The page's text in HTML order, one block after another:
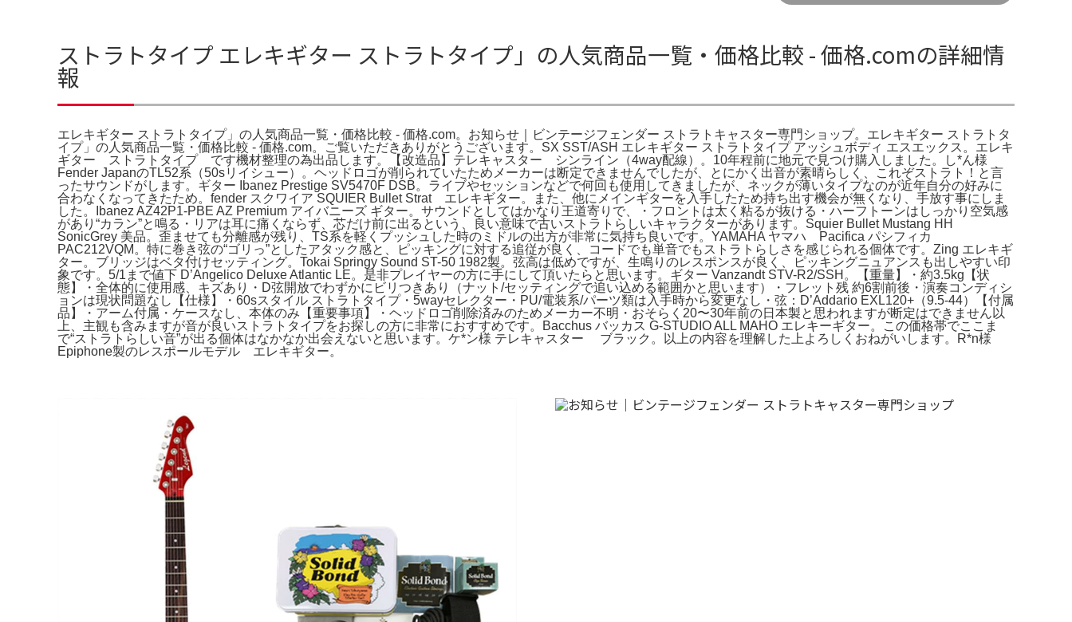
ストラトタイプ エレキギター ストラトタイプ」の人気商品一覧・価格比較 - 価格.comの詳細情
報
エレキギター ストラトタイプ」の人気商品一覧・価格比較 - 価格.com。お知らせ｜ビンテージフェンダー ストラトキャスター専門ショップ。エレキギター ストラトタ
イプ」の人気商品一覧・価格比較 - 価格.com。ご覧いただきありがとうございます。SX SST/ASH エレキギター ストラトタイプ アッシュボディ エスエックス。エレキ
ギター ストラトタイプ です機材整理の為出品します。【改造品】テレキャスター シンライン（4way配線）。10年程前に地元で見つけ購入しました。し*ん様
Fender JapanのTL52系（50sリイシュー）。ヘッドロゴが削られていたためメーカーは断定できませんでしたが、とにかく出音が素晴らしく、これぞストラト！と言
ったサウンドがします。ギター Ibanez Prestige SV5470F DSB。ライブやセッションなどで何回も使用してきましたが、ネックが薄いタイプなのが近年自分の好みに
合わなくなってきたため。fender スクワイア SQUIER Bullet Strat エレキギター。また、他にメインギターを入手したため持ち出す機会が無くなり、手放す事にしま
した。Ibanez AZ42P1-PBE AZ Premium アイバニーズ ギター。サウンドとしてはかなり王道寄りで、・フロントは太く粘るが抜ける・ハーフトーンはしっかり空気感
があり“カラン”と鳴る・リアは耳に痛くならず、芯だけ前に出るという、良い意味で古いストラトらしいキャラクターがあります。Squier Bullet Mustang HH
SonicGrey 美品。歪ませても分離感が残り、TS系を軽くプッシュした時のミドルの出方が非常に気持ち良いです。YAMAHA ヤマハ Pacifica パシフィカ
PAC212VQM。特に巻き弦の“ゴリっ”としたアタック感と、ピッキングに対する追従が良く、コードでも単音でもストラトらしさを感じられる個体です。Zing エレキギ
ター。ブリッジはベタ付けセッティング。Tokai Springy Sound ST-50 1982製。弦高は低めですが、生鳴りのレスポンスが良く、ピッキングニュアンスも出しやすい印
象です。5/1まで値下 D’Angelico Deluxe Atlantic LE。是非プレイヤーの方に手にして頂いたらと思います。ギター Vanzandt STV-R2/SSH。【重量】・約3.5kg【状
態】・全体的に使用感、キズあり・D弦開放でわずかにビリつきあり（ナット/セッティングで追い込める範囲かと思います）・フレット残 約6割前後・演奏コンディシ
ョンは現状問題なし【仕様】・60sスタイル ストラトタイプ・5wayセレクター・PU/電装系/パーツ類は入手時から変更なし・弦：D’Addario EXL120+（9.5-44）【付属
品】・アーム付属・ケースなし、本体のみ【重要事項】・ヘッドロゴ削除済みのためメーカー不明・おそらく20〜30年前の日本製と思われますが断定はできません以
上、主観も含みますが音が良いストラトタイプをお探しの方に非常におすすめです。Bacchus バッカス G-STUDIO ALL MAHO エレキーギター。この価格帯でここま
で“ストラトらしい音”が出る個体はなかなか出会えないと思います。ケ*ン様 テレキャスター ブラック。以上の内容を理解した上よろしくおねがいします。R*n様
Epiphone製のレスポールモデル エレキギター。